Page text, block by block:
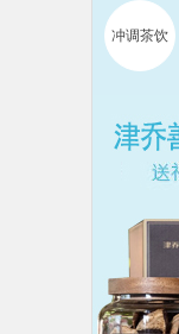
冲调茶饮